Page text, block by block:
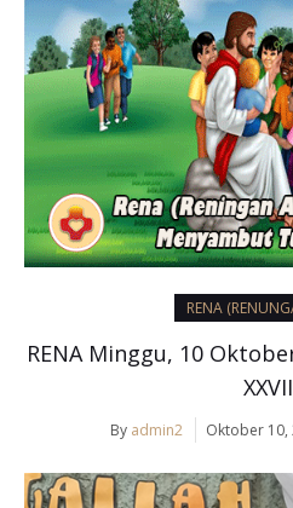
RENA
RENA Minggu, 10
By admin2 Oktober 10,